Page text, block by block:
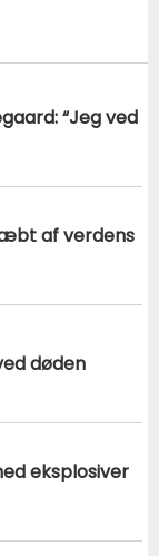
“Jeg ved
af verdens
døden
eksplosiver